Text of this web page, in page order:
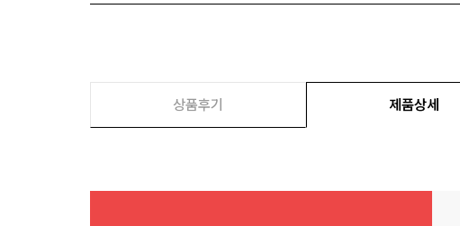
상품후기 제품상세